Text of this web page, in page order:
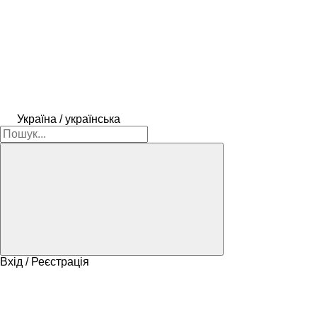
Україна / українська
Вхід / Реєстрація